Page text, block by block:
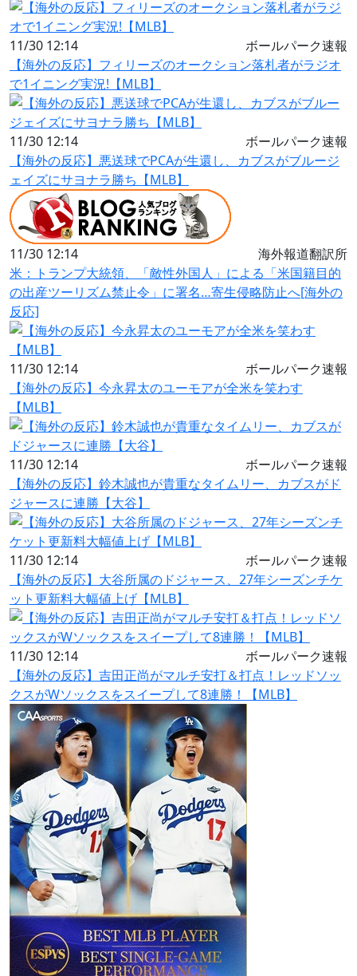
11/30 12:14
ボールパーク速報
【海外の反応】フィリーズのオークション落札者がラジオ
で1イニング実況!【MLB】
11/30 12:14
ボールパーク速報
【海外の反応】悪送球でPCAが生還し、カブスがブルージ
ェイズにサヨナラ勝ち【MLB】
11/30 12:14
海外報道翻訳所
米：トランプ大統領、「敵性外国人」による「米国籍目的
の出産ツーリズム禁止令」に署名…寄生侵略防止へ[海外の
反応]
11/30 12:14
ボールパーク速報
【海外の反応】今永昇太のユーモアが全米を笑わす
【MLB】
11/30 12:14
ボールパーク速報
【海外の反応】鈴木誠也が貴重なタイムリー、カブスがド
ジャースに連勝【大谷】
11/30 12:14
ボールパーク速報
【海外の反応】大谷所属のドジャース、27年シーズンチケ
ット更新料大幅値上げ【MLB】
11/30 12:14
ボールパーク速報
【海外の反応】吉田正尚がマルチ安打＆打点！レッドソッ
クスがWソックスをスイープして8連勝！【MLB】